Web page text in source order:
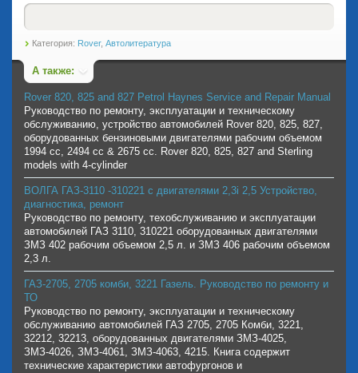
Категория: Rover, Автолитература
А также:
Rover 820, 825 and 827 Petrol Haynes Service and Repair Manual
Руководство по ремонту, эксплуатации и техническому
обслуживанию, устройство автомобилей Rover 820, 825, 827,
оборудованных бензиновыми двигателями рабочим объемом
1994 cc, 2494 cc & 2675 cc. Rover 820, 825, 827 and Sterling
models with 4-cylinder
ВОЛГА ГАЗ-3110 -310221 с двигателями 2,3i 2,5 Устройство,
диагностика, ремонт
Руководство по ремонту, техобслуживанию и эксплуатации
автомобилей ГАЗ 3110, 310221 оборудованных двигателями
ЗМЗ 402 рабочим объемом 2,5 л. и ЗМЗ 406 рабочим объемом
2,3 л.
ГАЗ-2705, 2705 комби, 3221 Газель. Руководство по ремонту и
ТО
Руководство по ремонту, эксплуатации и техническому
обслуживанию автомобилей ГАЗ 2705, 2705 Комби, 3221,
32212, 32213, оборудованных двигателями ЗМЗ-4025,
ЗМЗ-4026, ЗМЗ-4061, ЗМЗ-4063, 4215. Книга содержит
технические характеристики автофургонов и